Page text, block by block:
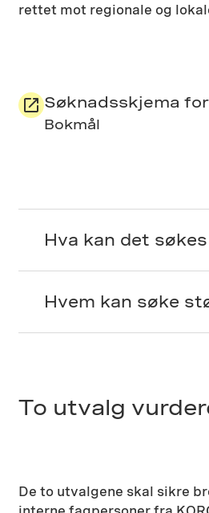
rettet mot regionale og
Søknadsskjema
Bokmål
Hva kan det
Hvem kan søke
To utvalg
De to utvalgene skal sikre